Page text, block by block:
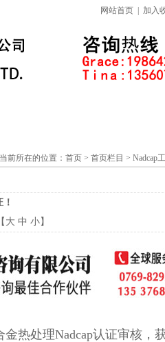
网站首页 加入
前所在的位置： 首页> 首页栏目 > Nadcap
大 中 小】
热处理Nadcap认证审核，